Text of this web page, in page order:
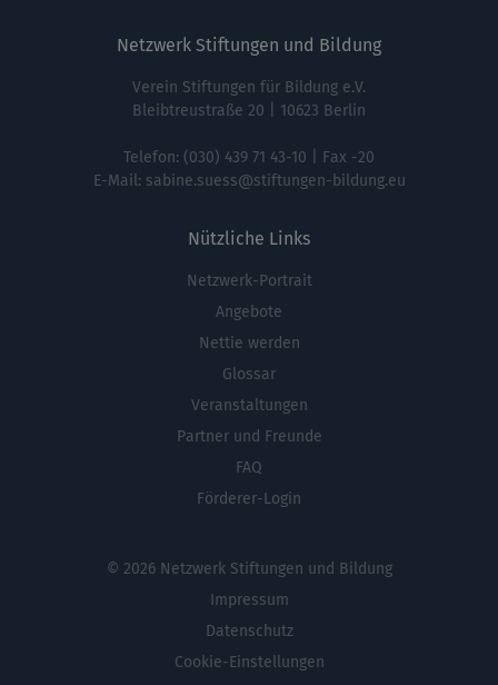
Netzwerk Stiftungen und Bildung
Verein Stiftungen für Bildung e.V.
Bleibtreustraße 20 | 10623 Berlin
Telefon: (030) 439 71 43-10 | Fax -20
E-Mail: sabine.suess@stiftungen-bildung.eu
Nützliche Links
Fußbereichsmenü
Netzwerk-Portrait
Angebote
Nettie werden
Glossar
Veranstaltungen
Partner und Freunde
FAQ
Förderer-Login
© 2026 Netzwerk Stiftungen und Bildung
Impressum
Datenschutz
Cookie-Einstellungen